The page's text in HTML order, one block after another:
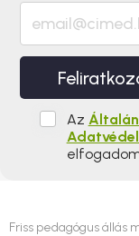
Az
Friss pedagógus állás